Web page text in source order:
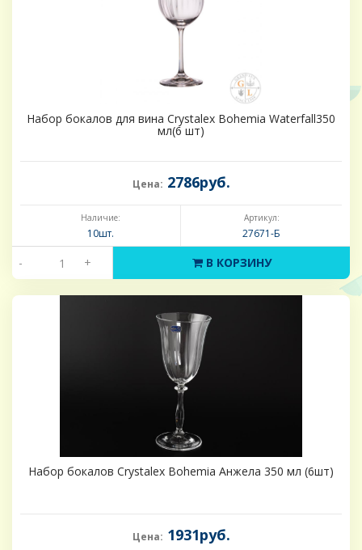
Набор бокалов для вина Crystalex Bohemia Waterfall350
мл(6 шт)
Цена: 2786руб.
Наличие:
10шт.
Артикул:
27671-Б
- + В КОРЗИНУ
Набор бокалов Crystalex Bohemia Анжела 350 мл (6шт)
Цена: 1931руб.